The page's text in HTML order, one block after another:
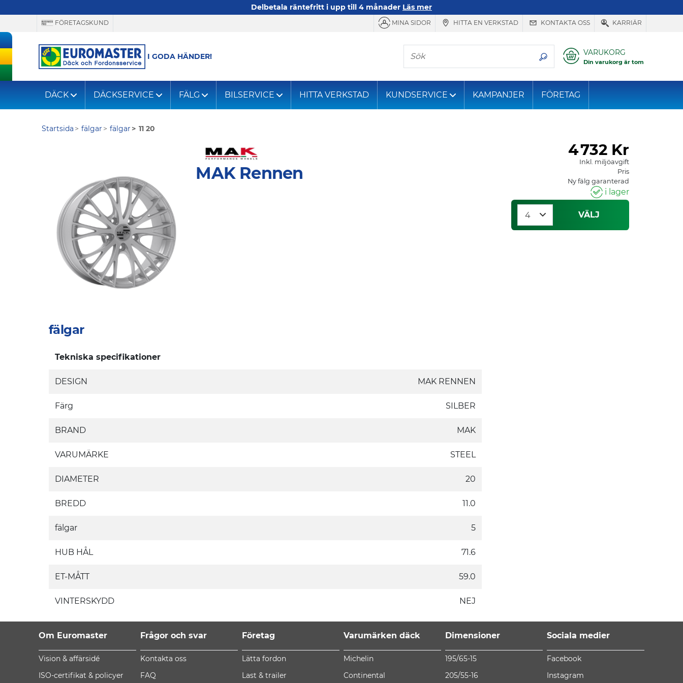
Delbetala räntefritt i upp till 4 månader Läs mer
FÖRETAGSKUND MINA SIDOR HITTA EN VERKSTAD KONTAKTA OSS KARRIÄR
I GODA HÄNDER!
Sök VARUKORG
Din varukorg är tom
DÄCK DÄCKSERVICE FÄLG BILSERVICE HITTA VERKSTAD KUNDSERVICE KAMPANJER FÖRETAG
Startsida fälgar fälgar 11 20
MAK Rennen
4732 Kr
Inkl. miljöavgift
Pris
Ny fälg garanterad
i lager
VÄLJ
fälgar
Tekniska specifikationer
DESIGN MAK RENNEN
Färg SILBER
BRAND MAK
VARUMÄRKE STEEL
DIAMETER 20
BREDD 11.0
fälgar 5
HUB HÅL 71.6
ET-MÅTT 59.0
VINTERSKYDD NEJ
Om Euromaster
Vision & affärsidé
ISO-certifikat & policyer
Frågor och svar
Kontakta oss
FAQ
Företag
Lätta fordon
Last & trailer
Varumärken däck
Michelin
Continental
Dimensioner
195/65-15
205/55-16
Sociala medier
Facebook
Instagram